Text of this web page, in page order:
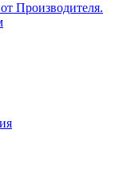
Производителя.